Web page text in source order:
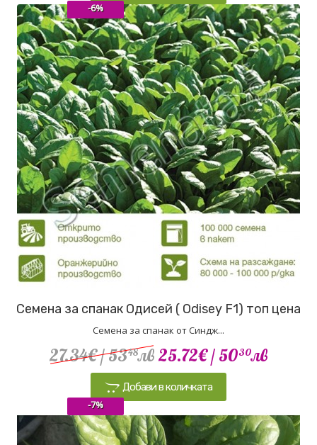
Семена за спанак Одисей ( Odisey F1) топ цена
Семена за спанак от Синдж...
27.34€/ 5348лв 25.72€/ 5030лв
Добави в количката
-6%
-7%